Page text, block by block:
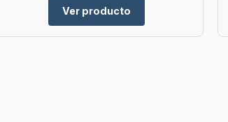
Ver producto